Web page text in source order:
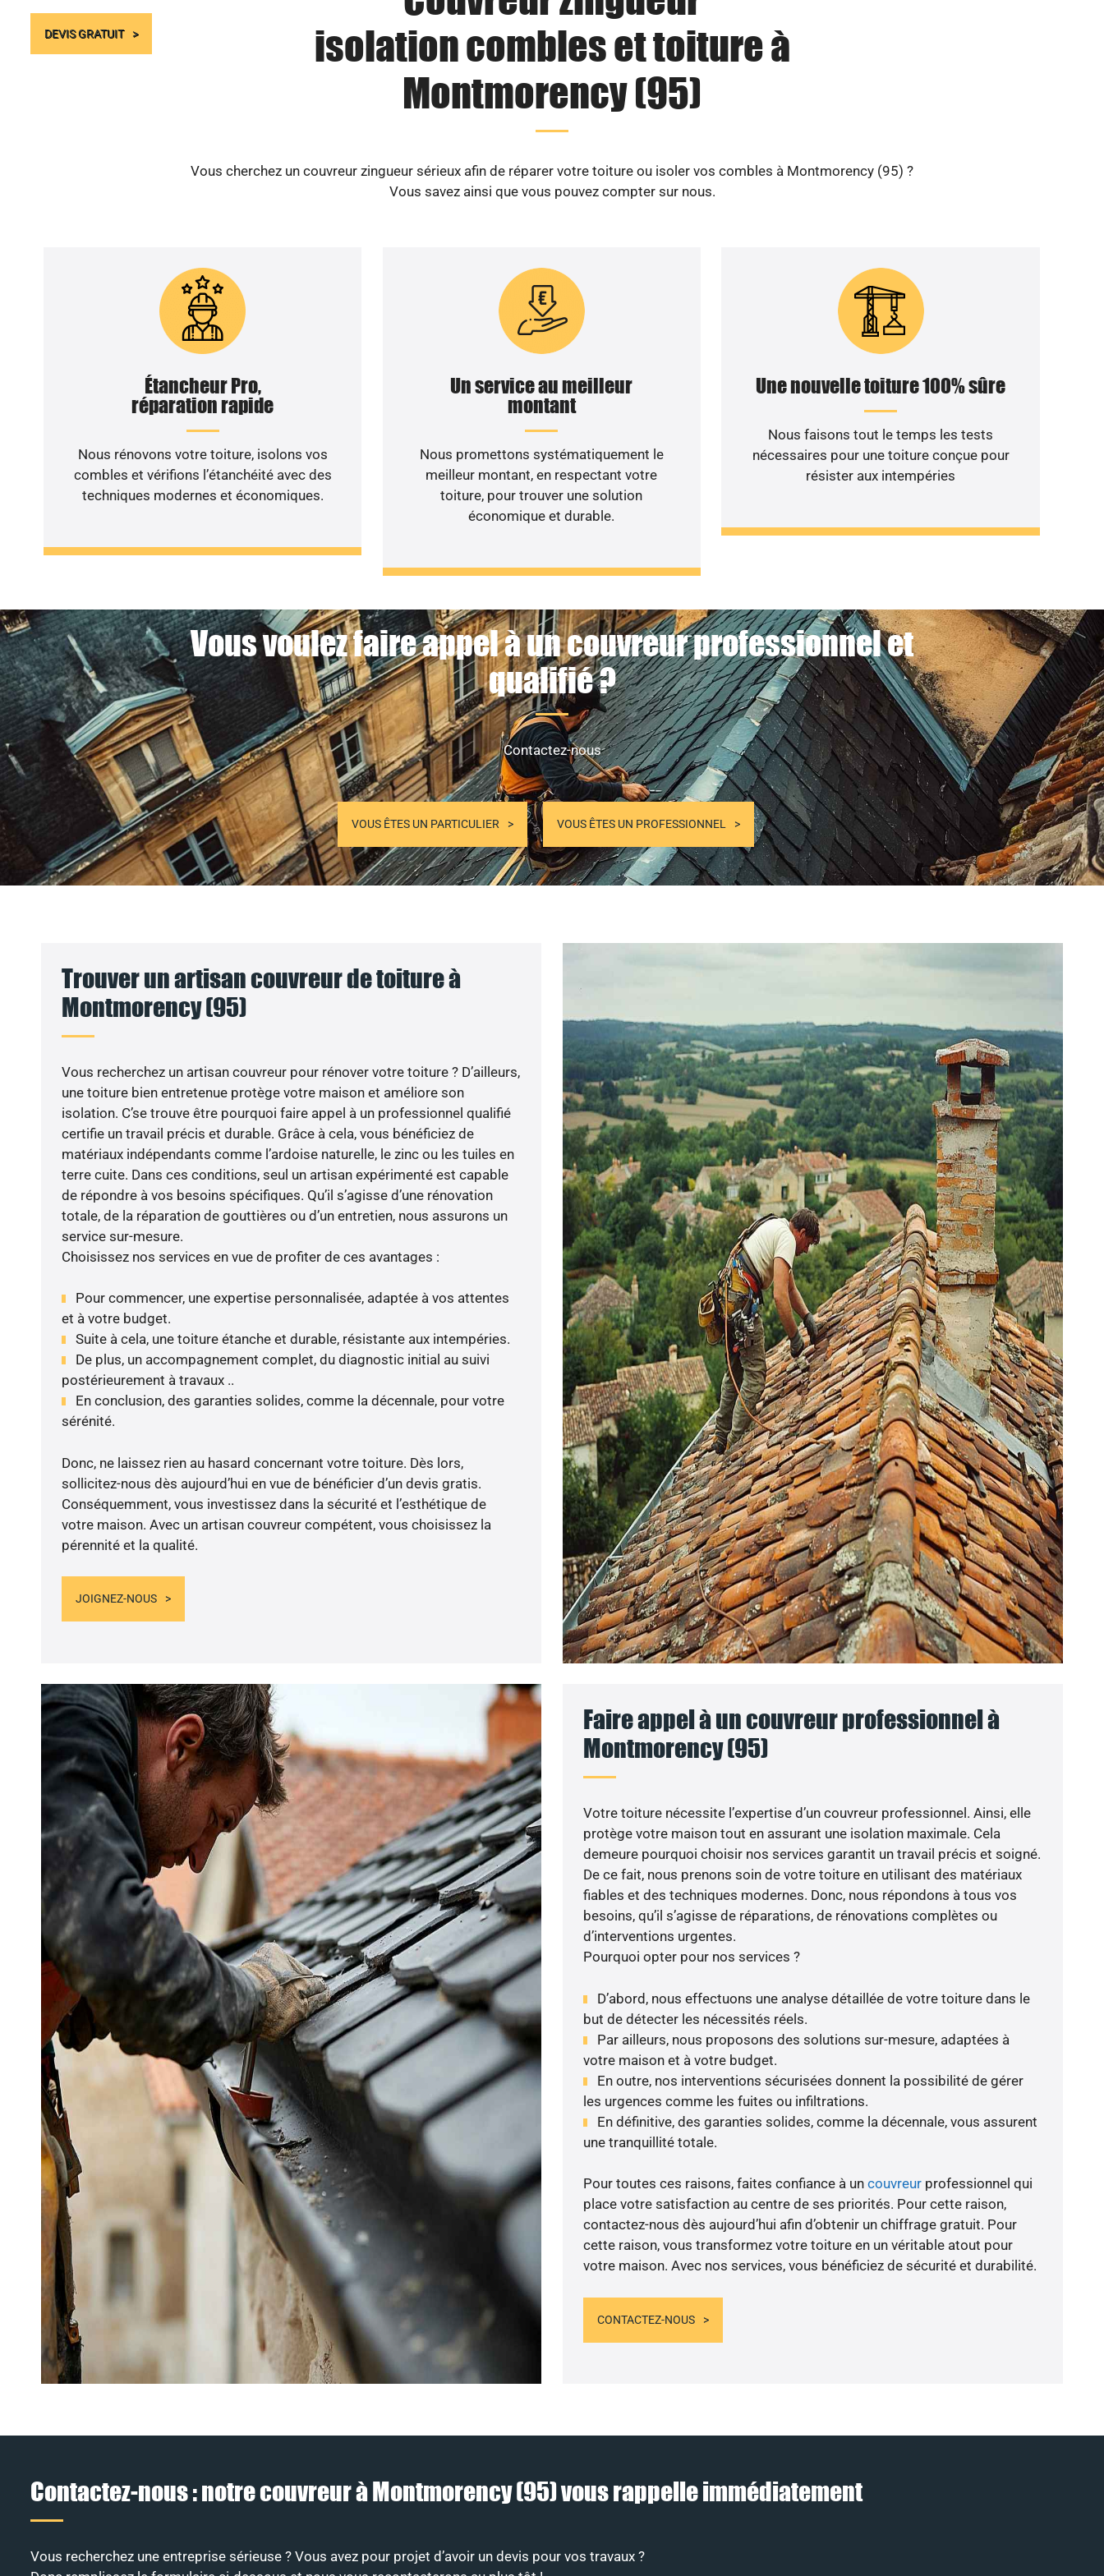
DEVIS GRATUIT
isolation combles et toiture à
Montmorency (95)
Vous cherchez un couvreur zingueur sérieux afin de réparer votre toiture ou isoler vos combles à Montmorency (95) ?
Vous savez ainsi que vous pouvez compter sur nous.
Étancheur Pro,
réparation rapide
Nous rénovons votre toiture, isolons vos
combles et vérifions l’étanchéité avec des
techniques modernes et économiques.
Un service au meilleur
montant
Nous promettons systématiquement le
meilleur montant, en respectant votre
toiture, pour trouver une solution
économique et durable.
Une nouvelle toiture 100% sûre
Nous faisons tout le temps les tests
nécessaires pour une toiture conçue pour
résister aux intempéries
Vous voulez faire appel à un couvreur professionnel et
qualifié ?
Contactez-nous
VOUS ÊTES UN PARTICULIER VOUS ÊTES UN PROFESSIONNEL
Trouver un artisan couvreur de toiture à
Montmorency (95)
Vous recherchez un artisan couvreur pour rénover votre toiture ? D’ailleurs,
une toiture bien entretenue protège votre maison et améliore son
isolation. C’se trouve être pourquoi faire appel à un professionnel qualifié
certifie un travail précis et durable. Grâce à cela, vous bénéficiez de
matériaux indépendants comme l’ardoise naturelle, le zinc ou les tuiles en
terre cuite. Dans ces conditions, seul un artisan expérimenté est capable
de répondre à vos besoins spécifiques. Qu’il s’agisse d’une rénovation
totale, de la réparation de gouttières ou d’un entretien, nous assurons un
service sur-mesure.
Choisissez nos services en vue de profiter de ces avantages :
Pour commencer, une expertise personnalisée, adaptée à vos attentes
et à votre budget.
Suite à cela, une toiture étanche et durable, résistante aux intempéries.
De plus, un accompagnement complet, du diagnostic initial au suivi
postérieurement à travaux ..
En conclusion, des garanties solides, comme la décennale, pour votre
sérénité.
Donc, ne laissez rien au hasard concernant votre toiture. Dès lors,
sollicitez-nous dès aujourd’hui en vue de bénéficier d’un devis gratis.
Conséquemment, vous investissez dans la sécurité et l’esthétique de
votre maison. Avec un artisan couvreur compétent, vous choisissez la
pérennité et la qualité.
JOIGNEZ-NOUS
Faire appel à un couvreur professionnel à
Montmorency (95)
Votre toiture nécessite l’expertise d’un couvreur professionnel. Ainsi, elle
protège votre maison tout en assurant une isolation maximale. Cela
demeure pourquoi choisir nos services garantit un travail précis et soigné.
De ce fait, nous prenons soin de votre toiture en utilisant des matériaux
fiables et des techniques modernes. Donc, nous répondons à tous vos
besoins, qu’il s’agisse de réparations, de rénovations complètes ou
d’interventions urgentes.
Pourquoi opter pour nos services ?
D’abord, nous effectuons une analyse détaillée de votre toiture dans le
but de détecter les nécessités réels.
Par ailleurs, nous proposons des solutions sur-mesure, adaptées à
votre maison et à votre budget.
En outre, nos interventions sécurisées donnent la possibilité de gérer
les urgences comme les fuites ou infiltrations.
En définitive, des garanties solides, comme la décennale, vous assurent
une tranquillité totale.
Pour toutes ces raisons, faites confiance à un couvreurprofessionnel qui
place votre satisfaction au centre de ses priorités. Pour cette raison,
contactez-nous dès aujourd’hui afin d’obtenir un chiffrage gratuit. Pour
cette raison, vous transformez votre toiture en un véritable atout pour
votre maison. Avec nos services, vous bénéficiez de sécurité et durabilité.
CONTACTEZ-NOUS
Contactez-nous : notre couvreur à Montmorency (95) vous rappelle immédiatement
Vous recherchez une entreprise sérieuse ? Vous avez pour projet d’avoir un devis pour vos travaux ?